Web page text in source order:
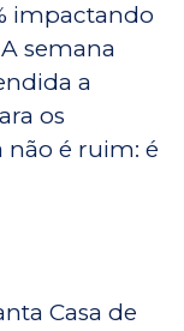
impactando
semana
a
os
não é ruim: é
Casa de